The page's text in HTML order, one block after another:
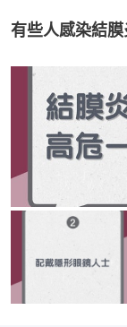
有些人感染結膜